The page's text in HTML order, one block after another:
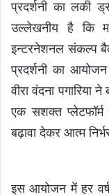
प्रदर्शनी का लकी
उल्लेखनीय है कि
इन्टरनेशनल संकल्प
प्रदर्शनी का आयोजन
वीरा वंदना पगारिया
एक सशक्त
बढ़ावा देकर आत्म
इस आयोजन में हर